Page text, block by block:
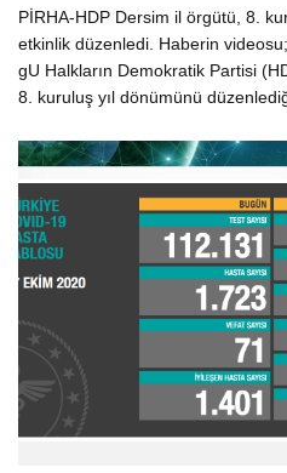
PİRHA-HDP Dersim il örgütü, 8.
etkinlik düzenledi. Haberin
gU Halkların Demokratik Partisi
8. kuruluş yıl dönümünü